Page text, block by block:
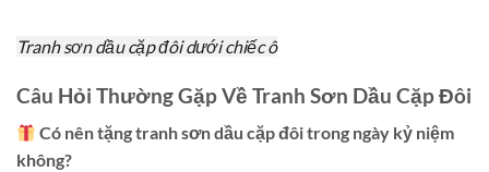
Tranh sơn dầu cặp đôi dưới chiếc ô
Câu Hỏi Thường Gặp Về Tranh Sơn Dầu Cặp Đôi
Có nên tặng tranh sơn dầu cặp đôi trong ngày kỷ niệm
không?